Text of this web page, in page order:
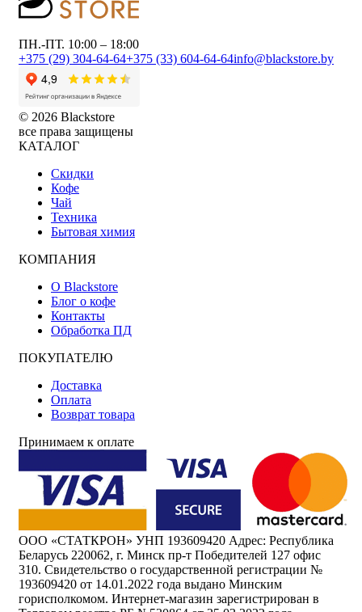
ПН.-ПТ. 10:00 – 18:00
+375 (29) 304-64-64+375 (33) 604-64-64info@blackstore.by
© 2026 Blackstore
все права защищены
КАТАЛОГ
Скидки
Кофе
Чай
Техника
Бытовая химия
КОМПАНИЯ
О Blackstore
Блог о кофе
Контакты
Обработка ПД
ПОКУПАТЕЛЮ
Доставка
Оплата
Возврат товара
Принимаем к оплате
ООО «СТАТКРОН» УНП 193609420 Адрес: Республика
Беларусь 220062, г. Минск пр-т Победителей 127 офис
310. Свидетельство о государственной регистрации №
193609420 от 14.01.2022 года выдано Минским
горисполкомом. Интернет-магазин зарегистрирован в